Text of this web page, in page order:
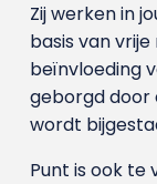
Zij werken in
basis van
beïnvloeding
geborgd door
wordt
Punt is ook te